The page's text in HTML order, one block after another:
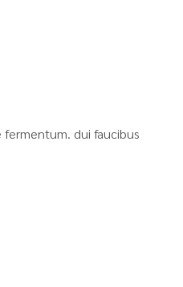
fermentum. dui faucibus